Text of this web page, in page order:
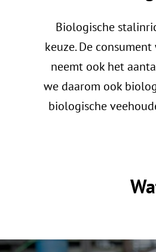
Biologische
keuze. De
neemt ook het
we daarom ook
biologische